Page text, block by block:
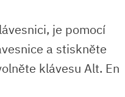
je pomocí
a stiskněte
klávesu Alt. En